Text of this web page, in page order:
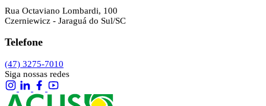
Rua Octaviano Lombardi, 100
Czerniewicz - Jaraguá do Sul/SC
Telefone
(47) 3275-7010
Siga nossas redes